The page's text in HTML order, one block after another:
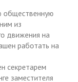
общественную
из
движения на
работать на
секретарем
заместителя